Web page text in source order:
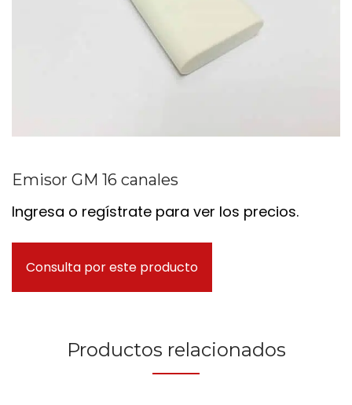
Emisor GM 16 canales
Ingresa o regístrate para ver los precios.
Consulta por este producto
Productos relacionados